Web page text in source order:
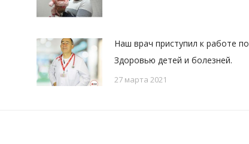
Наш врач приступил к работе по
Здоровью детей и болезней.
27 марта 2021